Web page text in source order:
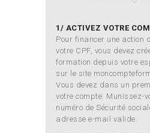
1/ ACTIVEZ VOTRE
Pour financer une action
votre CPF, vous devez
formation depuis votre
sur le site
Vous devez dans un
votre compte. Munissez-
numéro de Sécurité
adresse e-mail valide.